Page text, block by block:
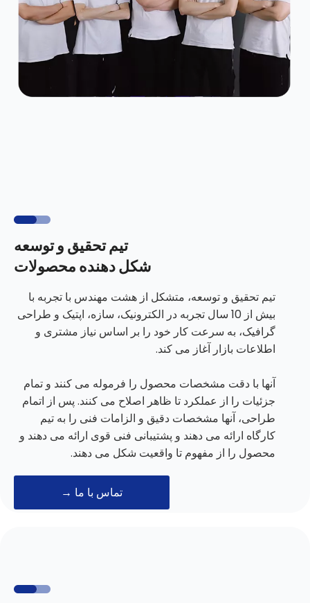
تیم تحقیق و توسعه
شکل دهنده محصولات
تیم تحقیق و توسعه، متشکل از هشت مهندس با تجربه با
بیش از 10 سال تجربه در الکترونیک، سازه، اپتیک و طراحی
گرافیک، به سرعت کار خود را بر اساس نیاز مشتری و
اطلاعات بازار آغاز می کند.
آنها با دقت مشخصات محصول را فرموله می کنند و تمام
جزئیات را از عملکرد تا ظاهر اصلاح می کنند. پس از اتمام
طراحی، آنها مشخصات دقیق و الزامات فنی را به تیم
کارگاه ارائه می دهند و پشتیبانی فنی قوی ارائه می دهند و
محصول را از مفهوم تا واقعیت شکل می دهند.
تماس با ما →